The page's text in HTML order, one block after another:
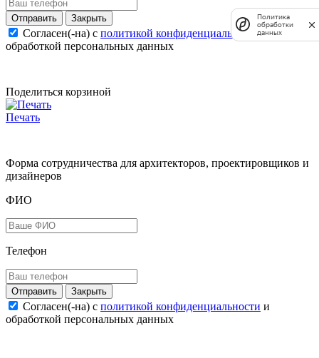
Закрыть
Согласен(-на) c политикой конфиденциальностии
обработкой персональных данных
Поделиться корзиной
Печать
Форма сотрудничества для архитекторов, проектировщиков и
дизайнеров
ФИО
Телефон
Закрыть
Согласен(-на) c политикой конфиденциальности и
обработкой персональных данных
Политика
обработки
данных